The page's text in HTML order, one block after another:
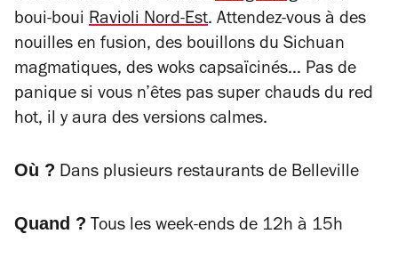
boui-boui Ravioli Nord-Est. Attendez-vous à des
nouilles en fusion, des bouillons du Sichuan
magmatiques, des woks capsaïcinés… Pas de
panique si vous n’êtes pas super chauds du red
hot, il y aura des versions calmes.
Où ? Dans plusieurs restaurants de Belleville
Quand ? Tous les week-ends de 12h à 15h